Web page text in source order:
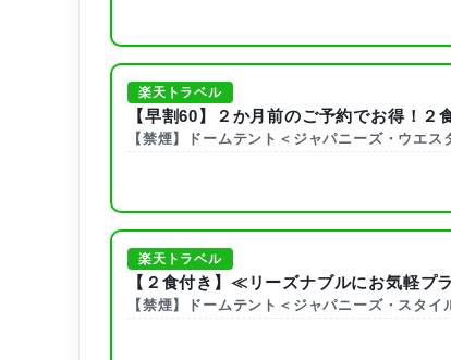
楽天トラベル
【早割60】２か月前のご予約でお得！
【禁煙】ドームテント＜ジャパニーズ・ウエス
楽天トラベル
【２食付き】≪リーズナブルにお気軽プ
【禁煙】ドームテント＜ジャパニーズ・スタイ